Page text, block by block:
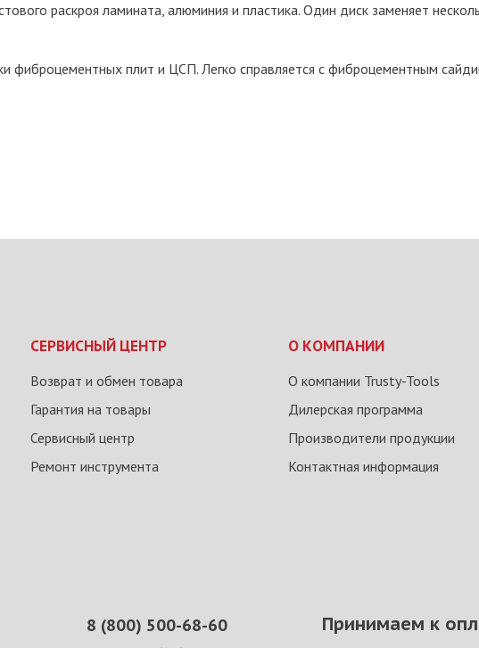
раскроя ламината, алюминия и пластика. Один диск заменяет
фиброцементных плит и ЦСП. Легко справляется с фиброцементным
СЕРВИСНЫЙ ЦЕНТР
Возврат и обмен товара
Гарантия на товары
Сервисный центр
Ремонт инструмента
О КОМПАНИИ
О компании Trusty-Tools
Дилерская программа
Производители продукции
Контактная информация
8 (800) 500-68-60
Принимаем к